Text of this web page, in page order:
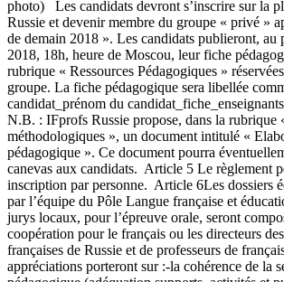
photo) Les candidats devront s’inscrire sur la
Russie et devenir membre du groupe « privé »
de demain 2018 ». Les candidats publieront, au
2018, 18h, heure de Moscou, leur fiche
rubrique « Ressources Pédagogiques »
groupe. La fiche pédagogique sera libellée
candidat_prénom du
N.B. : IFprofs Russie propose, dans la rubrique
méthodologiques », un document intitulé «
pédagogique ». Ce document pourra
canevas aux candidats. Article 5 Le règlement
inscription par personne. Article 6Les dossiers
par l’équipe du Pôle Langue française et
jurys locaux, pour l’épreuve orale, seront
coopération pour le français ou les directeurs
françaises de Russie et de professeurs de
appréciations porteront sur :-la cohérence de la